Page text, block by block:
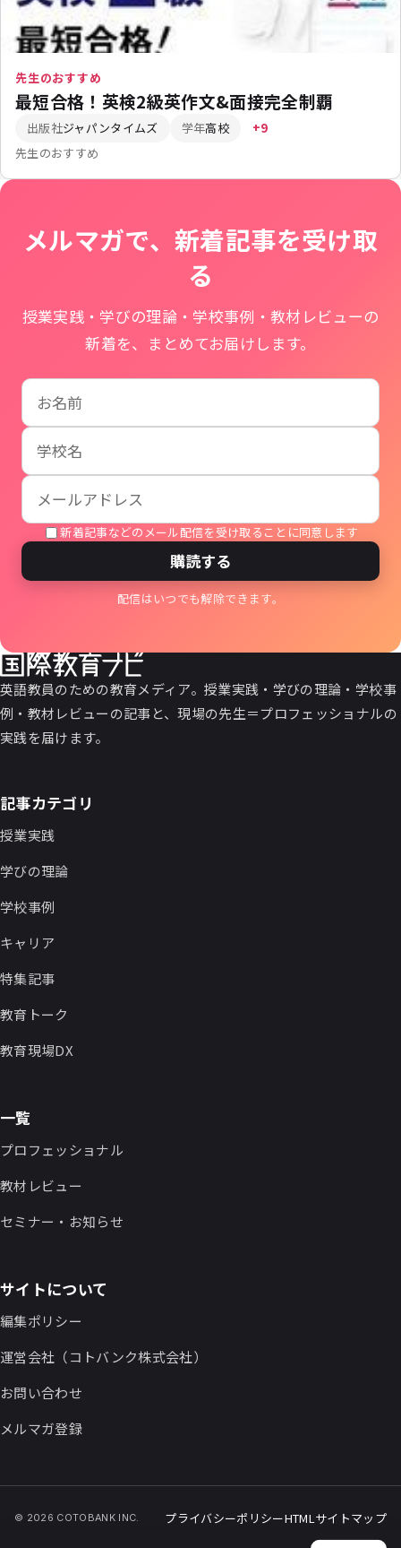
先生のおすすめ
最短合格！英検2級英作文&面接完全制覇
出版社ジャパンタイムズ 学年高校 +9
先生のおすすめ
メルマガで、新着記事を受け取
る
授業実践・学びの理論・学校事例・教材レビューの
新着を、まとめてお届けします。
お名前
学校名
メールアドレス
新着記事などのメール配信を受け取ることに同意します
購読する
配信はいつでも解除できます。
英語教員のための教育メディア。授業実践・学びの理論・学校事
例・教材レビューの記事と、現場の先生＝プロフェッショナルの
実践を届けます。
記事カテゴリ
授業実践
学びの理論
学校事例
キャリア
特集記事
教育トーク
教育現場DX
一覧
プロフェッショナル
教材レビュー
セミナー・お知らせ
サイトについて
編集ポリシー
運営会社（コトバンク株式会社）
お問い合わせ
メルマガ登録
© 2026 COTOBANK INC. プライバシーポリシーHTMLサイトマップ